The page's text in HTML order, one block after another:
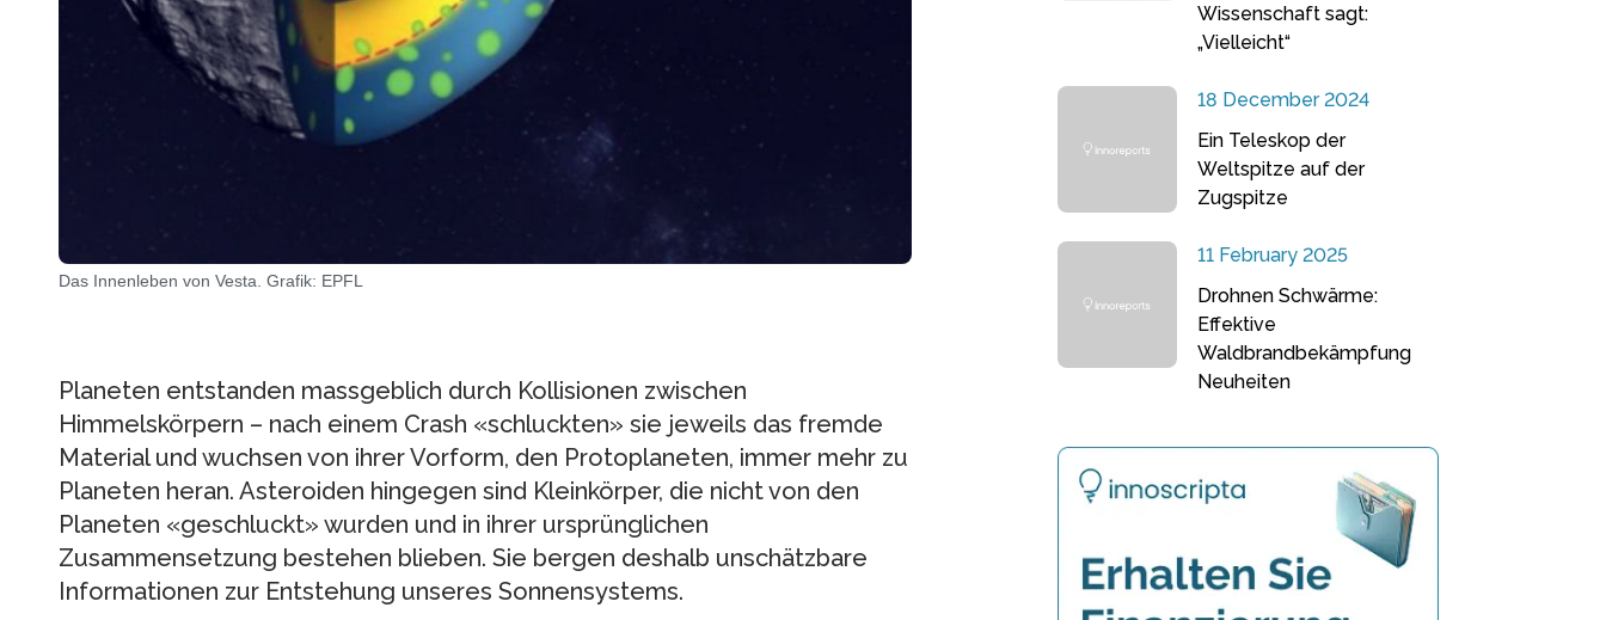
Das Innenleben von Vesta. Grafik: EPFL
Planeten entstanden massgeblich durch Kollisionen zwischen
Himmelskörpern – nach einem Crash «schluckten» sie jeweils das fremde
Material und wuchsen von ihrer Vorform, den Protoplaneten, immer mehr zu
Planeten heran. Asteroiden hingegen sind Kleinkörper, die nicht von den
Planeten «geschluckt» wurden und in ihrer ursprünglichen
Zusammensetzung bestehen blieben. Sie bergen deshalb unschätzbare
Informationen zur Entstehung unseres Sonnensystems.
Wissenschaft sagt:
„Vielleicht“
18 December 2024
Ein Teleskop der
Weltspitze auf der
Zugspitze
11 February 2025
Drohnen Schwärme:
Effektive
Waldbrandbekämpfung
Neuheiten